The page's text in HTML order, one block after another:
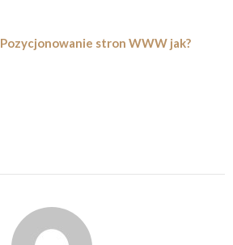
Pozycjonowanie stron WWW jak?